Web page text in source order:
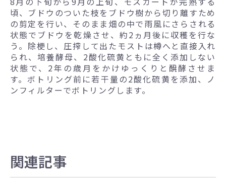
頃、ブドウのついた枝をブドウ樹から切り離すため
の剪定を行い、そのまま畑の中で雨風にさらされる
状態でブドウを乾燥させ、約2ヵ月後に収穫を行な
う。除梗し、圧搾して出たモストは樽へと直接入れ
られ、培養酵母、2酸化硫黄ともに全く添加しない
状態で、2年の歳月をかけゆっくりと醗酵させま
す。ボトリング前に若干量の2酸化硫黄を添加、ノ
ンフィルターでボトリングします。
関連記事